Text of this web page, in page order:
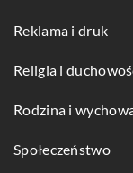
Reklama i druk
Religia i
Rodzina i
Społeczeństwo